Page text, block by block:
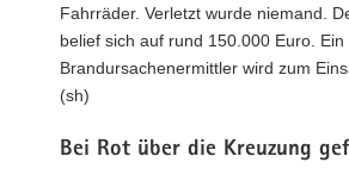
Fahrräder. Verletzt wurde niemand.
belief sich auf rund 150.000 Euro. Ein
Brandursachenermittler wird zum
(sh)
Bei Rot über die Kreuzung